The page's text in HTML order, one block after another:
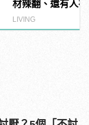
材辣翻、還有人
LIVING